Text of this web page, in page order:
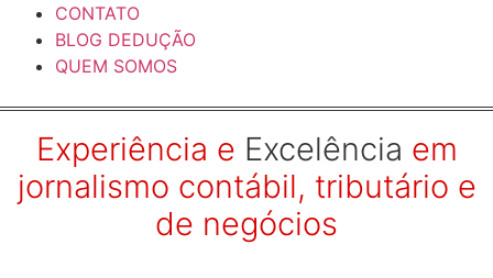
CONTATO
BLOG DEDUÇÃO
QUEM SOMOS
Experiência e Excelência em
jornalismo contábil, tributário e
de negócios